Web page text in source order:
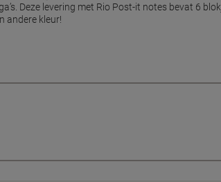
Deze levering met Rio Post-it notes bevat 6
andere kleur!